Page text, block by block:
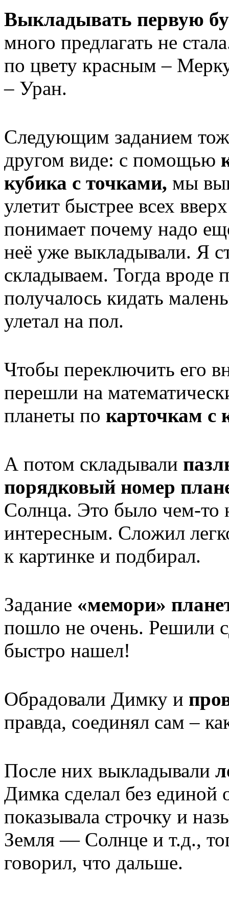
Выкладывать первую
много предлагать не
по цвету красным –
– Уран.
Следующим заданием
другом виде: с помощью
кубика с точками, мы
улетит быстрее всех
понимает почему надо
неё уже выкладывали. Я
складываем. Тогда
получалось кидать
улетал на пол.
Чтобы переключить его
перешли на
планеты по карточкам с
А потом складывали
порядковый номер
Солнца. Это было чем-
интересным. Сложил
к картинке и подбирал.
Задание «мемори»
пошло не очень. Решили
быстро нашел!
Обрадовали Димку и
правда, соединял сам –
После них выкладывали
Димка сделал без
показывала строчку и
Земля — Солнце и т.д.,
говорил, что дальше.